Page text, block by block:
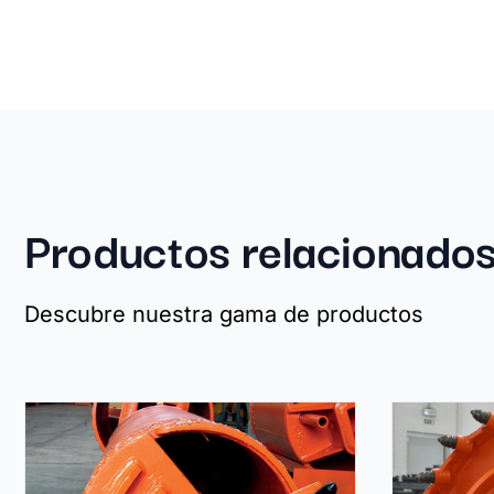
Productos
Descubre nuestra gama de productos